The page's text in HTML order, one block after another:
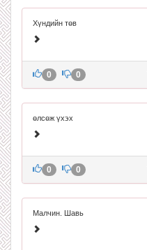
Хүндийн төв
0 0
өлсөж үхэх
0 0
Малчин. Шавь